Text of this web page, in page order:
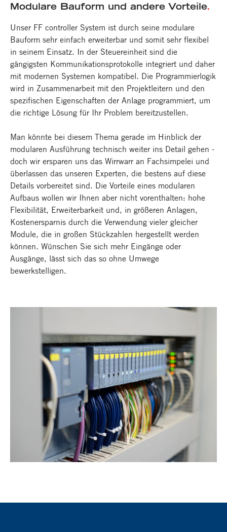
Modulare Bauform und andere Vorteile.
Unser FF controller System ist durch seine modulare
Bauform sehr einfach erweiterbar und somit sehr flexibel
in seinem Einsatz. In der Steuereinheit sind die
gängigsten Kommunikationsprotokolle integriert und daher
mit modernen Systemen kompatibel. Die Programmierlogik
wird in Zusammenarbeit mit den Projektleitern und den
spezifischen Eigenschaften der Anlage programmiert, um
die richtige Lösung für Ihr Problem bereitzustellen.
Man könnte bei diesem Thema gerade im Hinblick der
modularen Ausführung technisch weiter ins Detail gehen -
doch wir ersparen uns das Wirrwarr an Fachsimpelei und
überlassen das unseren Experten, die bestens auf diese
Details vorbereitet sind. Die Vorteile eines modularen
Aufbaus wollen wir Ihnen aber nicht vorenthalten: hohe
Flexibilität, Erweiterbarkeit und, in größeren Anlagen,
Kostenersparnis durch die Verwendung vieler gleicher
Module, die in großen Stückzahlen hergestellt werden
können. Wünschen Sie sich mehr Eingänge oder
Ausgänge, lässt sich das so ohne Umwege
bewerkstelligen.